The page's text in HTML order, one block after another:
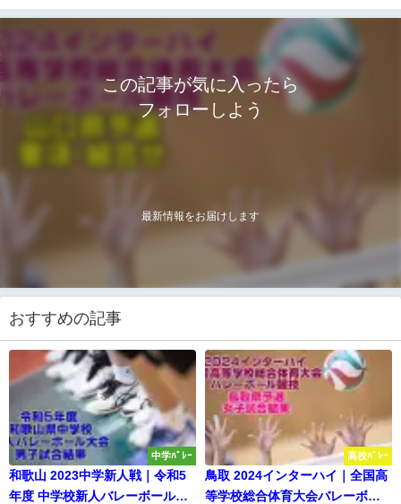
この記事が気に入ったら
フォローしよう
最新情報をお届けします
おすすめの記事
中学ﾊﾞﾚｰ
和歌山 2023中学新人戦｜令和5
年度 中学校新人バレーボール大
高校ﾊﾞﾚｰ
鳥取 2024インターハイ｜全国高
等学校総合体育大会バレーボー